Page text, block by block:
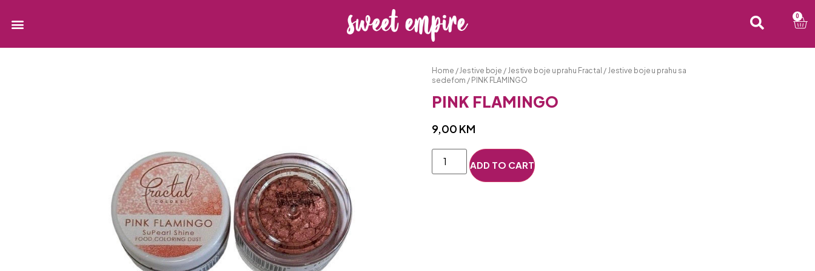
0
Home /Jestive boje / Jestive boje u prahu Fractal / Jestive boje u prahu sa
sedefom / PINK FLAMINGO
PINK FLAMINGO
9,00 KM
ADD TO CART